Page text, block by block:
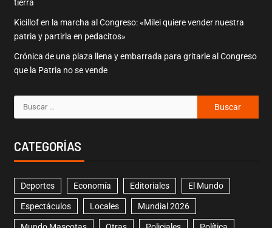
tierra
Kicillof en la marcha al Congreso: «Milei quiere vender nuestra
patria y partirla en pedacitos»
Crónica de una plaza llena y embarrada para gritarle al Congreso
que la Patria no se vende
CATEGORÍAS
Deportes Economía Editoriales El Mundo
Espectáculos Locales Mundial 2026